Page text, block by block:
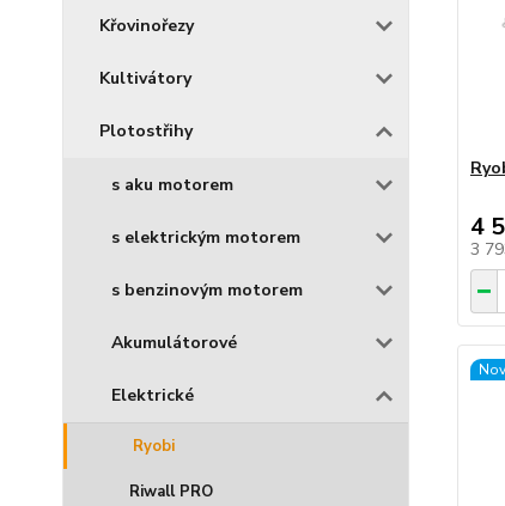
Křovinořezy
Kultivátory
Plotostřihy
s aku motorem
s elektrickým motorem
s benzinovým motorem
Akumulátorové
Elektrické
Ryobi
Riwall PRO
4
3